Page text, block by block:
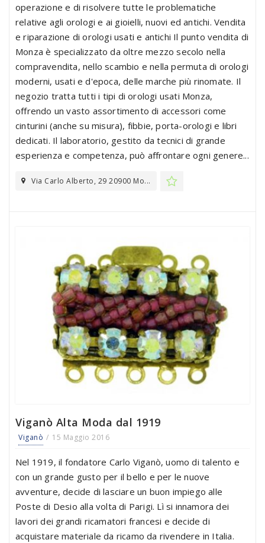
operazione e di risolvere tutte le problematiche
relative agli orologi e ai gioielli, nuovi ed antichi. Vendita
e riparazione di orologi usati e antichi Il punto vendita di
Monza è specializzato da oltre mezzo secolo nella
compravendita, nello scambio e nella permuta di orologi
moderni, usati e d'epoca, delle marche più rinomate. Il
negozio tratta tutti i tipi di orologi usati Monza,
offrendo un vasto assortimento di accessori come
cinturini (anche su misura), fibbie, porta-orologi e libri
dedicati. Il laboratorio, gestito da tecnici di grande
esperienza e competenza, può affrontare ogni genere...
Via Carlo Alberto, 29 20900 Mo...
Viganò Alta Moda dal 1919
Viganò 15 Maggio 2016
Nel 1919, il fondatore Carlo Viganò, uomo di talento e
con un grande gusto per il bello e per le nuove
avventure, decide di lasciare un buon impiego alle
Poste di Desio alla volta di Parigi. Lì si innamora dei
lavori dei grandi ricamatori francesi e decide di
acquistare materiale da ricamo da rivendere in Italia.